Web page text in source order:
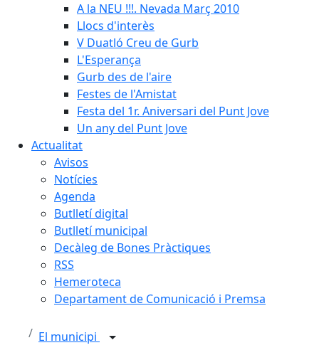
A la NEU !!!. Nevada Març 2010
Llocs d'interès
V Duatló Creu de Gurb
L'Esperança
Gurb des de l'aire
Festes de l'Amistat
Festa del 1r. Aniversari del Punt Jove
Un any del Punt Jove
Actualitat
Avisos
Notícies
Agenda
Butlletí digital
Butlletí municipal
Decàleg de Bones Pràctiques
RSS
Hemeroteca
Departament de Comunicació i Premsa
El municipi